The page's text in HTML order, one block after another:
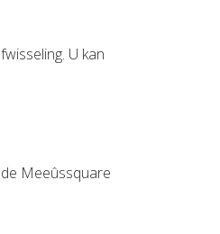
U kan
Meeûssquare